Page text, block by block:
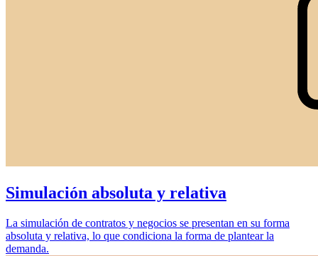
Simulación absoluta y relativa
La simulación de contratos y negocios se presentan en su forma
absoluta y relativa, lo que condiciona la forma de plantear la
demanda.